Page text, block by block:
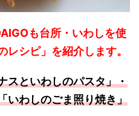
も台所・いわしを使
レシピ」を紹介します。
スといわしのパスタ」・
いわしのごま照り焼き」